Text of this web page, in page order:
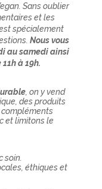
Sans oublier
et les
spécialement
Nous vous
au samedi ainsi
à 19h.
, on y vend
des produits
compléments
et limitons le
soin.
éthiques et